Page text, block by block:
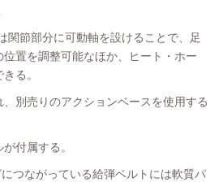
関節部分に可動軸を設けることで、足
置を調整可能なほか、ヒート・ホー
る。
別売りのアクションベースを使用する
付属する。
つながっている給弾ベルトには軟質パ